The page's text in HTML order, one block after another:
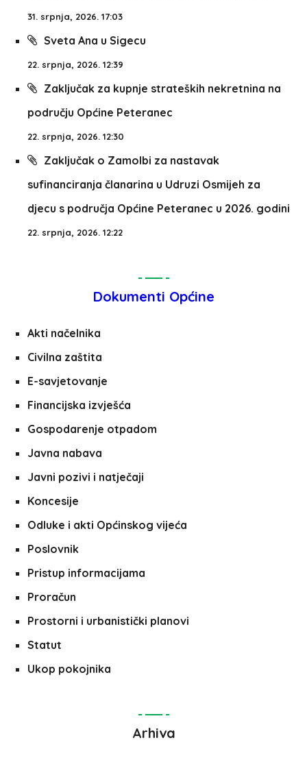
31. srpnja, 2026. 17:03
Sveta Ana u Sigecu
22. srpnja, 2026. 12:39
Zaključak za kupnje strateških nekretnina na
području Općine Peteranec
22. srpnja, 2026. 12:30
Zaključak o Zamolbi za nastavak
sufinanciranja članarina u Udruzi Osmijeh za
djecu s područja Općine Peteranec u 2026. godini
22. srpnja, 2026. 12:22
Dokumenti Općine
Akti načelnika
Civilna zaštita
E-savjetovanje
Financijska izvješća
Gospodarenje otpadom
Javna nabava
Javni pozivi i natječaji
Koncesije
Odluke i akti Općinskog vijeća
Poslovnik
Pristup informacijama
Proračun
Prostorni i urbanistički planovi
Statut
Ukop pokojnika
Arhiva